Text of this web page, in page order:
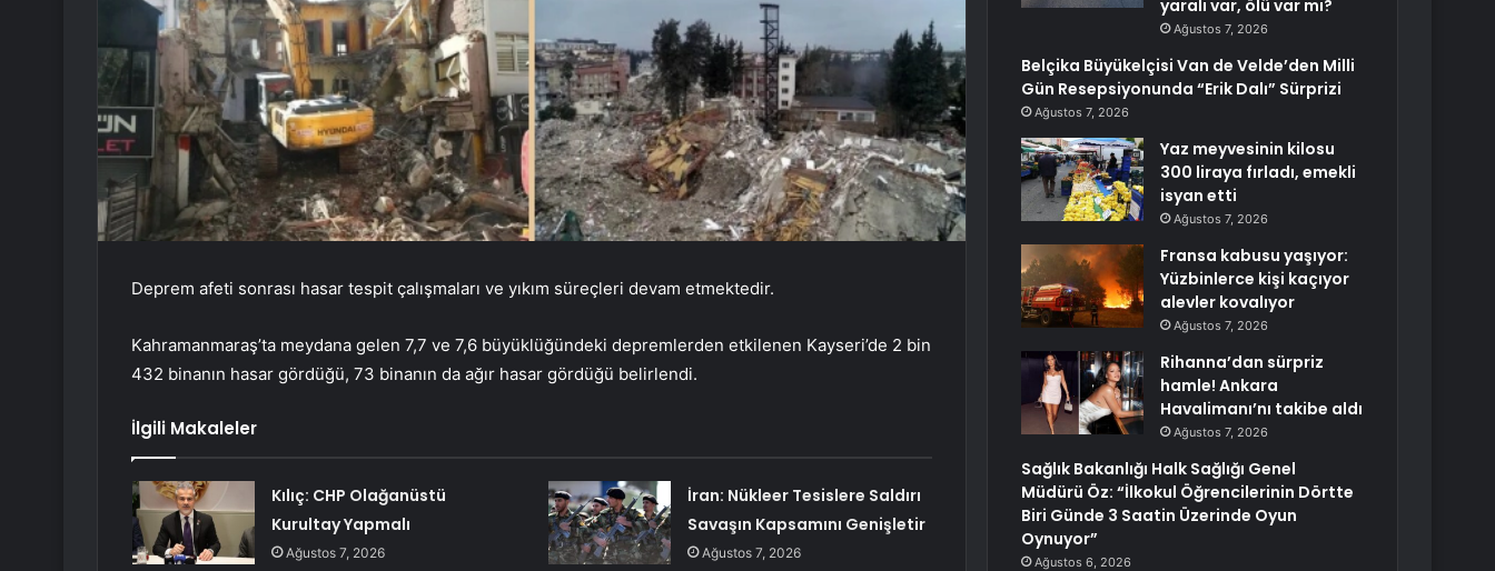
Deprem afeti sonrası hasar tespit çalışmaları ve yıkım süreçleri devam etmektedir.
Kahramanmaraş’ta meydana gelen 7,7 ve 7,6 büyüklüğündeki depremlerden etkilenen Kayseri’de 2 bin
432 binanın hasar gördüğü, 73 binanın da ağır hasar gördüğü belirlendi.
İlgili Makaleler
Kılıç: CHP Olağanüstü
Kurultay Yapmalı
Ağustos 7, 2026
İran: Nükleer Tesislere Saldırı
Savaşın Kapsamını Genişletir
Ağustos 7, 2026
yaralı var, ölü var mı?
Ağustos 7, 2026
Belçika Büyükelçisi Van de Velde’den Milli
Gün Resepsiyonunda “Erik Dalı” Sürprizi
Ağustos 7, 2026
Yaz meyvesinin kilosu
300 liraya fırladı, emekli
isyan etti
Ağustos 7, 2026
Fransa kabusu yaşıyor:
Yüzbinlerce kişi kaçıyor
alevler kovalıyor
Ağustos 7, 2026
Rihanna’dan sürpriz
hamle! Ankara
Havalimanı’nı takibe aldı
Ağustos 7, 2026
Sağlık Bakanlığı Halk Sağlığı Genel
Müdürü Öz: “İlkokul Öğrencilerinin Dörtte
Biri Günde 3 Saatin Üzerinde Oyun
Oynuyor”
Ağustos 6, 2026